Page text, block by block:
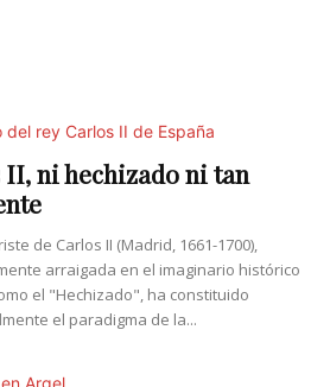
II, ni hechizado ni tan
de Carlos II (Madrid, 1661-1700),
arraigada en el imaginario histórico
el "Hechizado", ha constituido
el paradigma de la...